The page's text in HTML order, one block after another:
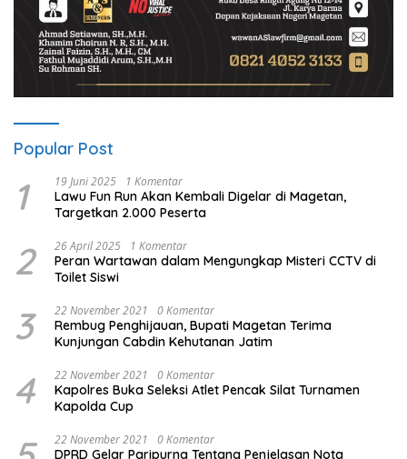
Popular Post
1 19 Juni 2025 1 Komentar
Lawu Fun Run Akan Kembali Digelar di Magetan,
Targetkan 2.000 Peserta
2 26 April 2025 1 Komentar
Peran Wartawan dalam Mengungkap Misteri CCTV di
Toilet Siswi
3 22 November 2021 0 Komentar
Rembug Penghijauan, Bupati Magetan Terima
Kunjungan Cabdin Kehutanan Jatim
4 22 November 2021 0 Komentar
Kapolres Buka Seleksi Atlet Pencak Silat Turnamen
Kapolda Cup
22 November 2021 0 Komentar
DPRD Gelar Paripurna Tentang Penjelasan Nota